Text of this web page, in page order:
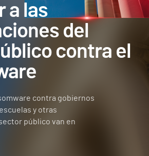
a las
del
contra el
contra gobiernos
y otras
público van en